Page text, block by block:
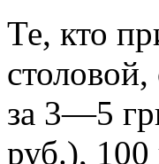
Те, кто
за 3—5
руб.),